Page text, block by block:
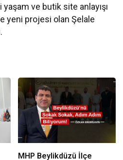
ve butik site anlayışı
yeni projesi olan Şelale
MHP Beylikdüzü İlçe